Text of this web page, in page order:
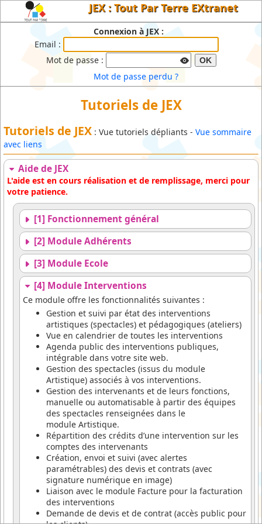
JEX : Tout Par Terre EXtranet
Connexion à JEX :
Email :
Mot de passe :
OK
Mot de passe perdu ?
Tutoriels de JEX
Tutoriels de JEX : Vue tutoriels dépliants - Vue sommaire
avec liens
Aide de JEX
L'aide est en cours réalisation et de remplissage, merci pour
votre patience.
[1] Fonctionnement général
[2] Module Adhérents
[3] Module Ecole
[4] Module Interventions
Ce module offre les fonctionnalités suivantes :
Gestion et suivi par état des interventions
artistiques (spectacles) et pédagogiques (ateliers)
Vue en calendrier de toutes les interventions
Agenda public des interventions publiques,
intégrable dans votre site web.
Gestion des spectacles (issus du module
Artistique) associés à vos interventions.
Gestion des intervenants et de leurs fonctions,
manuelle ou automatisable à partir des équipes
des spectacles renseignées dans le
module Artistique.
Répartition des crédits d’une intervention sur les
comptes des intervenants
Création, envoi et suivi (avec alertes
paramétrables) des devis et contrats (avec
signature numérique en image)
Liaison avec le module Facture pour la facturation
des interventions
Demande de devis et de contrat (accès public pour